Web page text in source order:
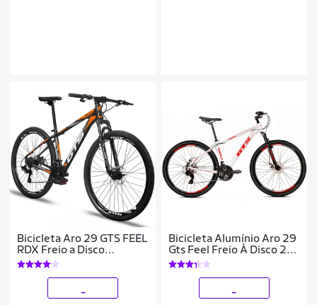
Bicicleta Aro 29 GTS FEEL
RDX Freio a Disco
Hidráulico 27 Marchas
Bicicleta Alumínio Aro 29
Gts Feel Freio À Disco 21
Marchas